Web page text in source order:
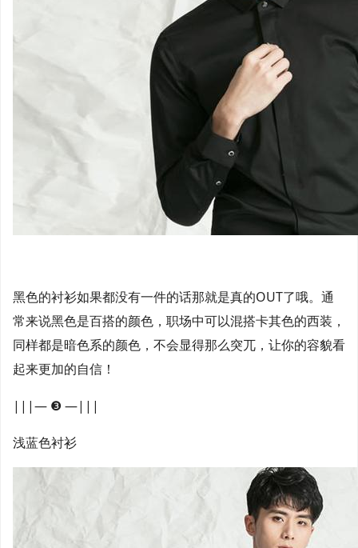
黑色的衬衫如果都没有一件的话那就是真的OUT了哦。通
常来说黑色是百搭的颜色，职场中可以混搭卡其色的西装，
同样都是暗色系的颜色，不会显得那么突兀，让你的容貌看
起来更加的自信！
|||— ❸ —|||
浅蓝色衬衫